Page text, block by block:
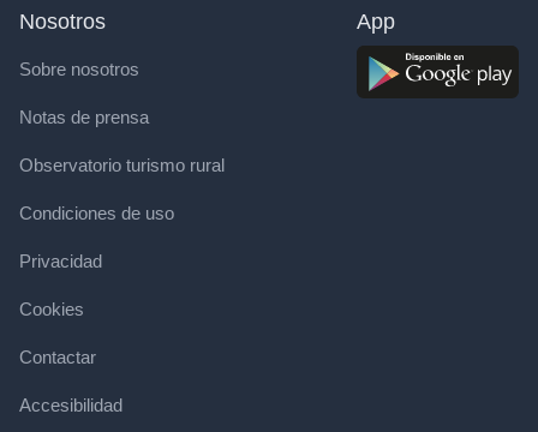
Nosotros
Sobre nosotros
Notas de prensa
Observatorio turismo rural
Condiciones de uso
Privacidad
Cookies
Contactar
Accesibilidad
App